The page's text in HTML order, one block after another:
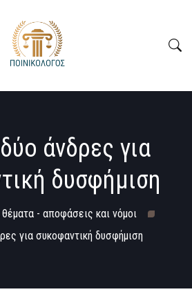
άνδρες για
δυσφήμιση
θέματα - αποφάσεις και νόμοι
για συκοφαντική δυσφήμιση